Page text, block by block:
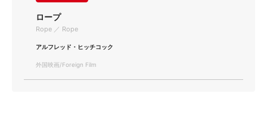
ロープ
Rope ／ Rope
アルフレッド・ヒッチコック
外国映画/Foreign Film